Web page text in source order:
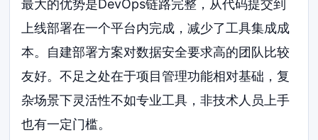
最大的优势是DevOps链路完整，从代码提交到
上线部署在一个平台内完成，减少了工具集成成
本。自建部署方案对数据安全要求高的团队比较
友好。不足之处在于项目管理功能相对基础，复
杂场景下灵活性不如专业工具，非技术人员上手
也有一定门槛。